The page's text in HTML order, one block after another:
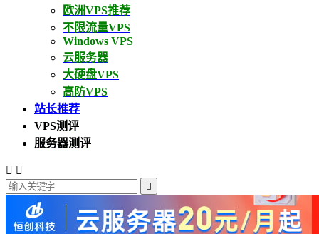
欧洲VPS推荐
不限流量VPS
Windows VPS
云服务器
大硬盘VPS
高防VPS
站长推荐
VPS测评
服务器测评
 
